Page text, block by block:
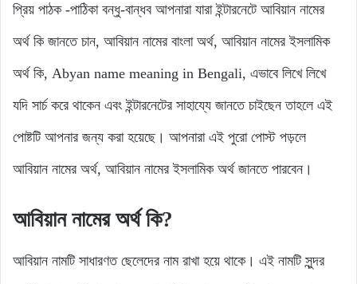
প্রিয় পাঠক -পাঠিকা বন্ধু-বান্ধব আপনারা যারা ইন্টারনেটে আবিয়ান নামের
অর্থ কি জানতে চান, আবিয়ান নামের বাংলা অর্থ, আবিয়ান নামের ইসলামিক
অর্থ কি, Abyan name meaning in Bengali, এভাবে লিখে লিখে
যদি সার্চ করে থাকেন এবং ইন্টারনেটের সাহায্যে জানতে চাইছেন তাহলে এই
পোষ্টটি আপনার জন্য করা হয়েছে। আপনারা এই পুরো পোস্ট পড়লে
আবিয়ান নামের অর্থ, আবিয়ান নামের ইসলামিক অর্থ জানতে পারবেন।
আবিয়ান নামের অর্থ কি?
আবিয়ান নামটি সাধারণত ছেলেদের নাম রাখা হয়ে থাকে। এই নামটি সুন্দর